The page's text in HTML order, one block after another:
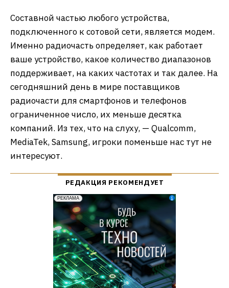
Составной частью любого устройства,
подключенного к сотовой сети, является модем.
Именно радиочасть определяет, как работает
ваше устройство, какое количество диапазонов
поддерживает, на каких частотах и так далее. На
сегодняшний день в мире поставщиков
радиочасти для смартфонов и телефонов
ограниченное число, их меньше десятка
компаний. Из тех, что на слуху, — Qualcomm,
MediaTek, Samsung, игроки поменьше нас тут не
интересуют.